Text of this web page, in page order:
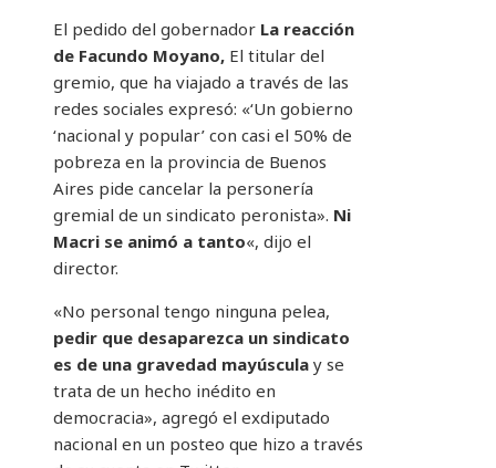
El pedido del gobernador La reacción
de Facundo Moyano, El titular del
gremio, que ha viajado a través de las
redes sociales expresó: «‘Un gobierno
‘nacional y popular’ con casi el 50% de
pobreza en la provincia de Buenos
Aires pide cancelar la personería
gremial de un sindicato peronista». Ni
Macri se animó a tanto«, dijo el
director.
«No personal tengo ninguna pelea,
pedir que desaparezca un sindicato
es de una gravedad mayúscula y se
trata de un hecho inédito en
democracia», agregó el exdiputado
nacional en un posteo que hizo a través